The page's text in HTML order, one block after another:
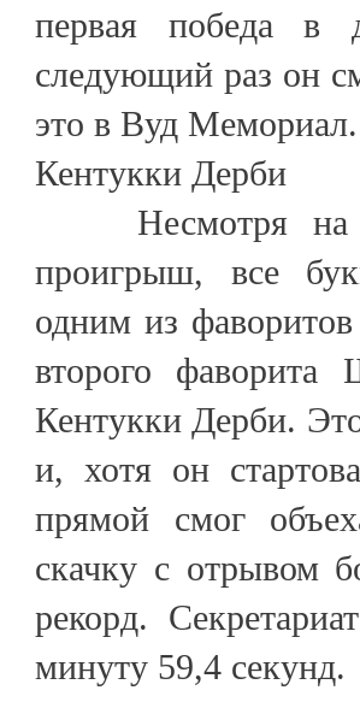
первая победа в
следующий раз он
это в Вуд Мемориал.
Кентукки Дерби
Несмотря на
проигрыш, все
одним из
второго
Кентукки Дерби.
и, хотя он
прямой смог
скачку с отрывом
рекорд.
минуту 59,4 секунд.